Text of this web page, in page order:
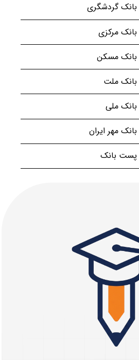
گردشگری
مرکزی
بانک مسکن
بانک ملت
ملی
مهر ایران
پست بانک